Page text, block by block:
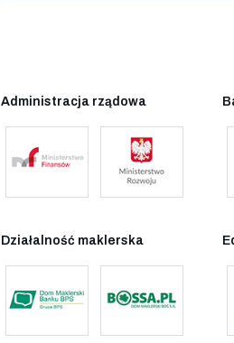
Administracja rządowa
Działalność maklerska